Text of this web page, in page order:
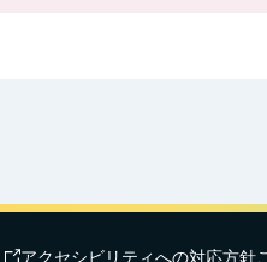
アクセシビリティへの対応方針